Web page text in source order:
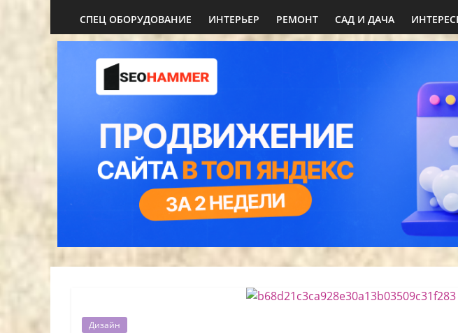
СПЕЦ ОБОРУДОВАНИЕ ИНТЕРЬЕР РЕМОНТ САД И ДАЧА
Дизайн